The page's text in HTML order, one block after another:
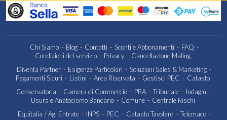
Chi Siamo Blog Contatti Sconti e Abbonamenti
FAQ
Condizioni del servizio
Privacy
Cancellazione Maling
Diventa Partner
Esigenze Particolari
Soluzioni Sales & Marketing
Pagamenti Sicuri
Listini Area Riservata Gestisci PEC
Catasto
Conservatoria
Camera di Commercio PRA Tribunale
Indagini
Usura e Anatocismo Bancario
Comune
Centrale Rischi
Equitalia / Ag. Entrate
INPS PEC Catasto Tavolare
Telemaco